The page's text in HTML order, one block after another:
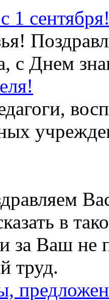
1
с Днем
в
за Ваш
труд.